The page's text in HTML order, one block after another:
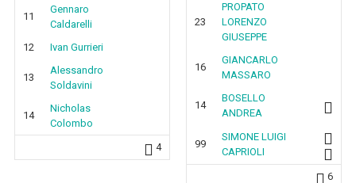
11
Gennaro
Caldarelli
12
Ivan Gurrieri
13
Alessandro
Soldavini
14
Nicholas
Colombo
4
23
PROPATO
LORENZO
GIUSEPPE
16
GIANCARLO
MASSARO
14
BOSELLO
ANDREA
99
SIMONE LUIGI
CAPRIOLI
6